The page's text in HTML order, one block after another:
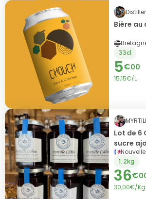
Bière au
33cl
5€00
15,15€/L
Lot de 6
sucre
1.2kg
36€
30,00€/Kg